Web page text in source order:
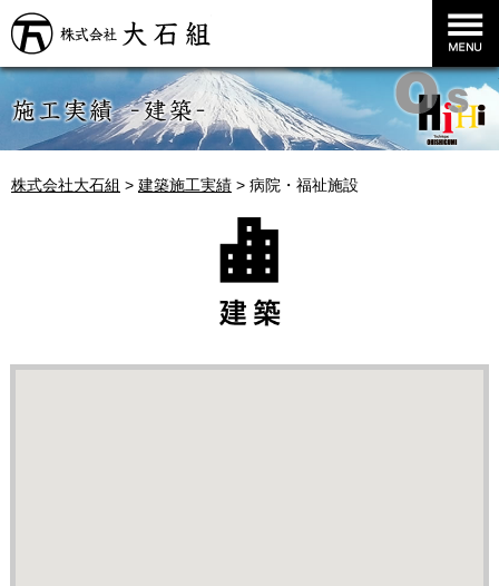
株式会社大石組 > 建築施工実績 > 病院・福祉施設